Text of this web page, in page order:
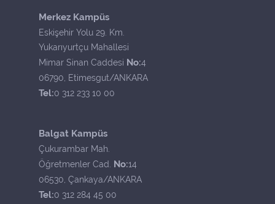
Merkez Kampüs
Eskişehir Yolu 29. Km.
Yukarıyurtçu Mahallesi
Mimar Sinan Caddesi No:4
06790, Etimesgut/ANKARA
Tel:0 312 233 10 00
Balgat Kampüs
Çukurambar Mah.
Öğretmenler Cad. No:14
06530, Çankaya/ANKARA
Tel:0 312 284 45 00